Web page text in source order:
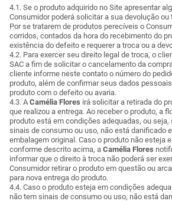
4.1. Se o produto adquirido no Site apresentar
Consumidor poderá solicitar a sua devolução ou
Por se tratarem de produtos perecíveis o
corridos, contados da hora do recebimento do
existência do defeito e requerer a troca ou a
4.2. Para exercer seu direito legal de troca, o
SAC a fim de solicitar o cancelamento da
cliente informe neste contato o número do
produto, além de confirmar seus dados
produto com o defeito ou avaria.
4.3. A Camélia Flores irá solicitar a retirada do
que realizou a entrega. Ao receber o produto, a
produto está em condições adequadas, ou seja,
sinais de consumo ou uso, não está danificado
embalagem original. Caso o produto não esteja
conforme descrito acima, a Camélia Flores
informar que o direito à troca não poderá ser
Consumidor retirar o produto em questão ou
para nova entrega do produto.
4.4. Caso o produto esteja em condições
não tem sinais de consumo ou uso, não está